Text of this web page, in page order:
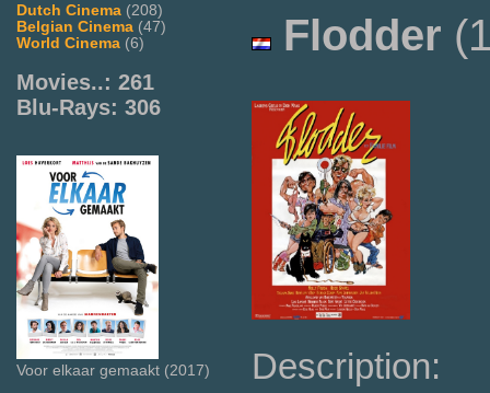
Dutch Cinema (208)
Belgian Cinema (47)
World Cinema (6)
Movies..: 261
Blu-Rays: 306
Voor elkaar gemaakt (2017)
Flodder
Description: